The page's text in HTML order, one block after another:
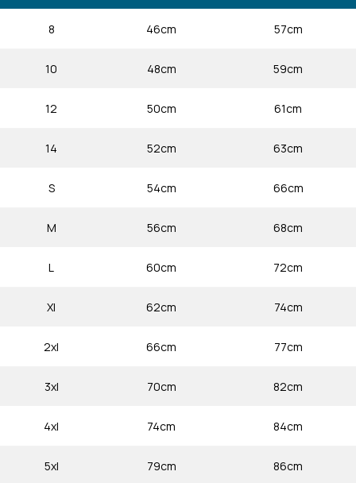
8 46cm 57cm
10 48cm 59cm
12 50cm 61cm
14 52cm 63cm
S 54cm 66cm
M 56cm 68cm
L 60cm 72cm
Xl 62cm 74cm
2xl 66cm 77cm
3xl 70cm 82cm
4xl 74cm 84cm
5xl 79cm
86cm